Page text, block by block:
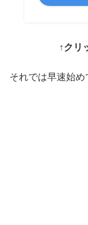
↑クリ
それでは早速始め